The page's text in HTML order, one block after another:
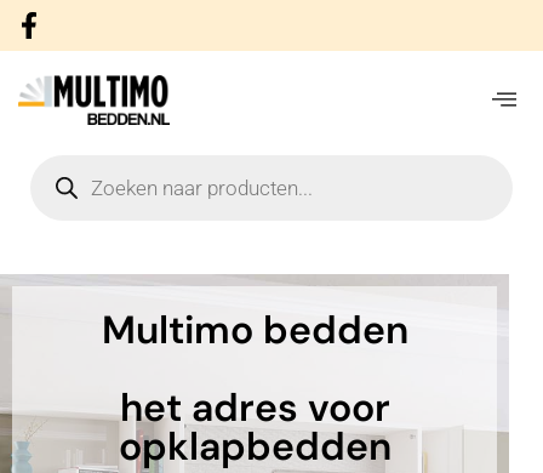
Multimo bedden
het adres voor
opklapbedden